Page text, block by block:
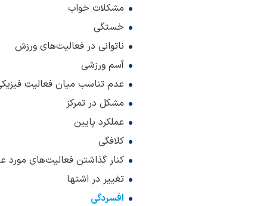
مشکلات خواب
خستگی
ناتوانی در فعالیت‌های ورزش
آسم ورزشی
عدم تناسب میان فعالیت
مشکل در تمرکز
عملکرد پایین
کلافگی
کنار گذاشتن فعالیت‌های مورد
تغییر در اشتها
افسردگی